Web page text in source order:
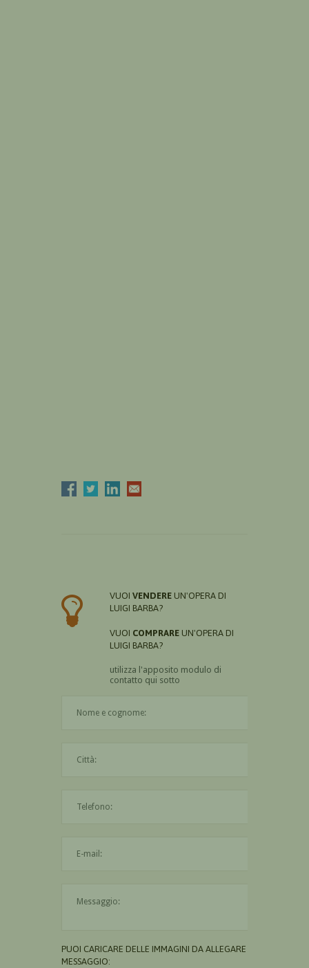
VUOI VENDERE UN'OPERA DI
LUIGI BARBA?
VUOI COMPRARE UN'OPERA DI
LUIGI BARBA?
utilizza l'apposito modulo di
contatto qui sotto
PUOI CARICARE DELLE IMMAGINI DA ALLEGARE AL
MESSAGGIO: